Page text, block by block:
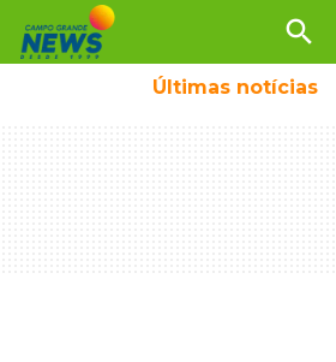
search
Últimas notícias